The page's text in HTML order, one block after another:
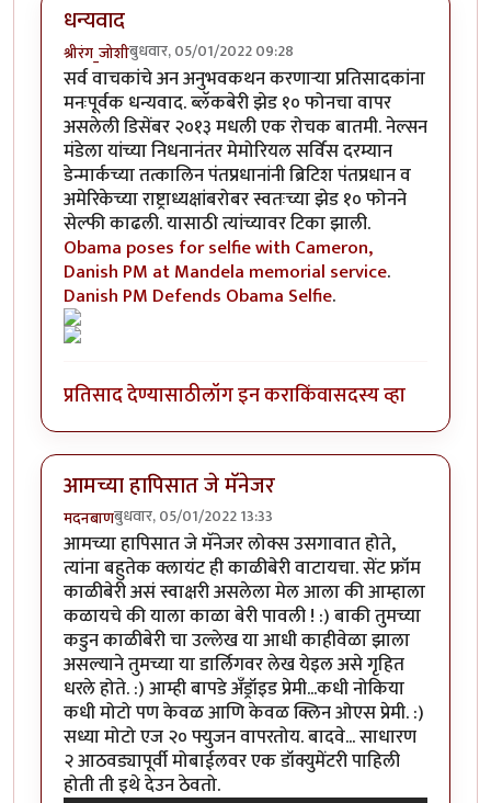
धन्यवाद
श्रीरंग_जोशीबुधवार, 05/01/2022 09:28
सर्व वाचकांचे अन अनुभवकथन करणार्‍या प्रतिसादकांना
मनःपूर्वक धन्यवाद. ब्लॅकबेरी झेड १० फोनचा वापर
असलेली डिसेंबर २०१३ मधली एक रोचक बातमी. नेल्सन
मंडेला यांच्या निधनानंतर मेमोरियल सर्विस दरम्यान
डेन्मार्कच्या तत्कालिन पंतप्रधानांनी ब्रिटिश पंतप्रधान व
अमेरिकेच्या राष्ट्राध्यक्षांबरोबर स्वतःच्या झेड १० फोनने
सेल्फी काढली. यासाठी त्यांच्यावर टिका झाली.
Obama poses for selfie with Cameron,
Danish PM at Mandela memorial service.
Danish PM Defends Obama Selfie.
प्रतिसाद देण्यासाठीलॉग इन कराकिंवासदस्य व्हा
आमच्या हापिसात जे मॅनेजर
मदनबाणबुधवार, 05/01/2022 13:33
आमच्या हापिसात जे मॅनेजर लोक्स उसगावात होते,
त्यांना बहुतेक क्लायंट ही काळीबेरी वाटायचा. सेंट फ्रॉम
काळीबेरी असं स्वाक्षरी असलेला मेल आला की आम्हाला
कळायचे की याला काळा बेरी पावली ! :) बाकी तुमच्या
कडुन काळीबेरी चा उल्लेख या आधी काहीवेळा झाला
असल्याने तुमच्या या डार्लिगवर लेख येइल असे गृहित
धरले होते. :) आम्ही बापडे अँड्रॉइड प्रेमी...कधी नोकिया
कधी मोटो पण केवळ आणि केवळ क्लिन ओएस प्रेमी. :)
सध्या मोटो एज २० फ्युजन वापरतोय. बादवे... साधारण
२ आठवड्यापूर्वी मोबाईलवर एक डॉक्युमेंटरी पाहिली
होती ती इथे देउन ठेवतो.